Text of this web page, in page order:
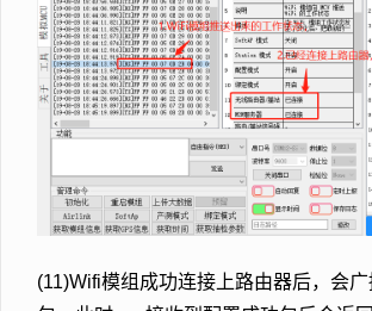
(11)Wifi模组成功连接上路由器后，会